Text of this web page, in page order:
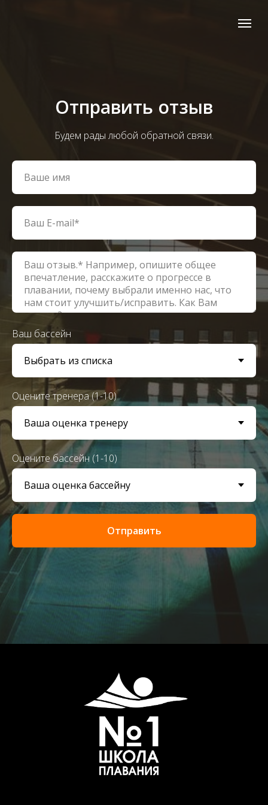
Отправить отзыв
Будем рады любой обратной связи.
Ваш бассейн
Оцените тренера (1-10)
Оцените бассейн (1-10)
Отправить